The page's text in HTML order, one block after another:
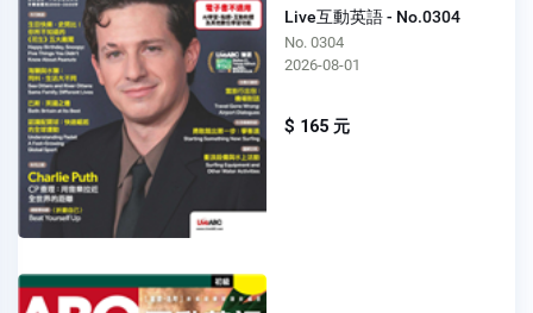
Live互動英語 - No.0304
No. 0304
2026-08-01
$ 165 元